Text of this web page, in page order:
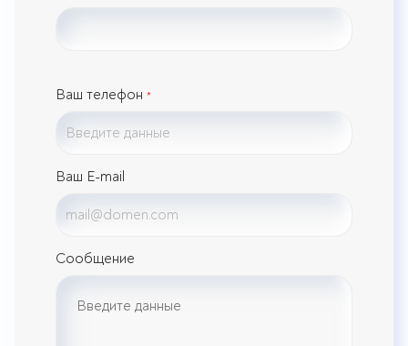
Ваш телефон *
Ваш E-mail
Сообщение